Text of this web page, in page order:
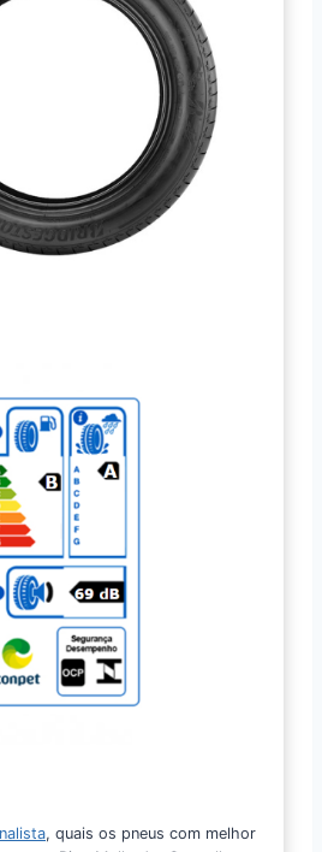
, quais os pneus com melhor